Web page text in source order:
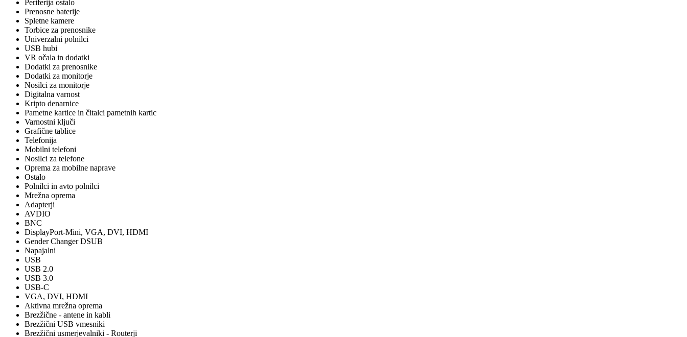
Periferija ostalo
Prenosne baterije
Spletne kamere
Torbice za prenosnike
Univerzalni polnilci
USB hubi
VR očala in dodatki
Dodatki za prenosnike
Dodatki za monitorje
Nosilci za monitorje
Digitalna varnost
Kripto denarnice
Pametne kartice in čitalci pametnih kartic
Varnostni ključi
Grafične tablice
Telefonija
Mobilni telefoni
Nosilci za telefone
Oprema za mobilne naprave
Ostalo
Polnilci in avto polnilci
Mrežna oprema
Adapterji
AVDIO
BNC
DisplayPort-Mini, VGA, DVI, HDMI
Gender Changer DSUB
Napajalni
USB
USB 2.0
USB 3.0
USB-C
VGA, DVI, HDMI
Aktivna mrežna oprema
Brezžične - antene in kabli
Brezžični USB vmesniki
Brezžični usmerjevalniki - Routerji